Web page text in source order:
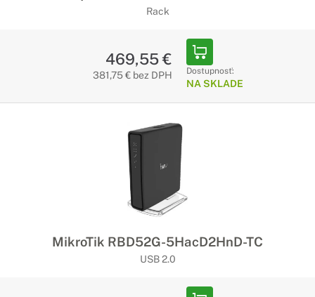
riešením pre rýchlo rastúce siete GbE, ktoré vyžadujú
Rack
469,55 €
381,75 € bez DPH Dostupnosť:
NA SKLADE
MikroTik RBD52G-5HacD2HnD-TC
USB 2.0